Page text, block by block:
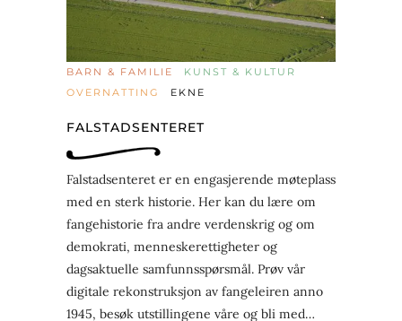
BARN & FAMILIE
KUNST & KULTUR
OVERNATTING
EKNE
FALSTADSENTERET
Falstadsenteret er en engasjerende møteplass
med en sterk historie. Her kan du lære om
fangehistorie fra andre verdenskrig og om
demokrati, menneskerettigheter og
dagsaktuelle samfunnsspørsmål. Prøv vår
digitale rekonstruksjon av fangeleiren anno
1945, besøk utstillingene våre og bli med…